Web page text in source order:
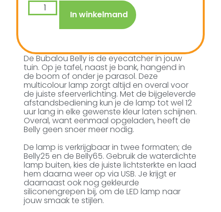
In winkelmand
De Bubalou Belly is de eyecatcher in jouw
tuin. Op je tafel, naast je bank, hangend in
de boom of onder je parasol. Deze
multicolour lamp zorgt altijd en overal voor
de juiste sfeerverlichting. Met de bijgeleverde
afstandsbediening kun je de lamp tot wel 12
uur lang in elke gewenste kleur laten schijnen.
Overal, want eenmaal opgeladen, heeft de
Belly geen snoer meer nodig.
De lamp is verkrijgbaar in twee formaten; de
Belly25 en de Belly65. Gebruik de waterdichte
lamp buiten, kies de juiste lichtsterkte en laad
hem daarna weer op via USB. Je krijgt er
daarnaast ook nog gekleurde
siliconengrepen bij, om de LED lamp naar
jouw smaak te stijlen.